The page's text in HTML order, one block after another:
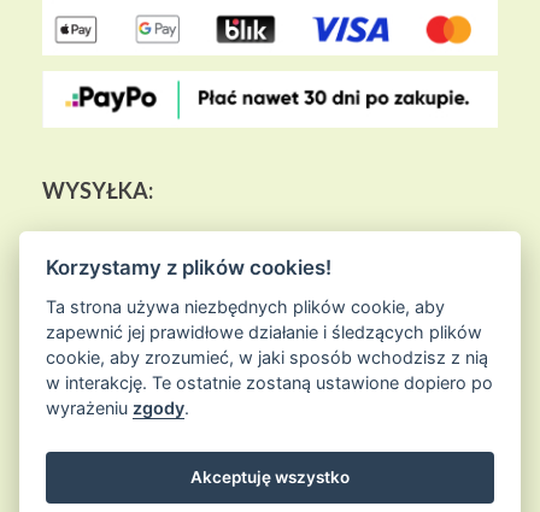
WYSYŁKA:
Korzystamy z plików cookies!
Ta strona używa niezbędnych plików cookie, aby
zapewnić jej prawidłowe działanie i śledzących plików
cookie, aby zrozumieć, w jaki sposób wchodzisz z nią
w interakcję. Te ostatnie zostaną ustawione dopiero po
wyrażeniu zgody.
Akceptuję wszystko